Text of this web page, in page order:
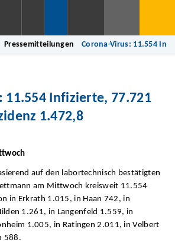
Pressemitteilungen Corona-Virus: 11.554
11.554 Infizierte, 77.721
1.472,8
auf den labortechnisch bestätigten
am Mittwoch kreisweit 11.554
in Erkrath 1.015, in Haan 742, in
1.261, in Langenfeld 1.559, in
1.005, in Ratingen 2.011, in Velbert
588.